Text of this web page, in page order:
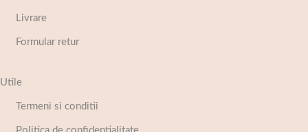
Livrare
Formular retur
Utile
Termeni si conditii